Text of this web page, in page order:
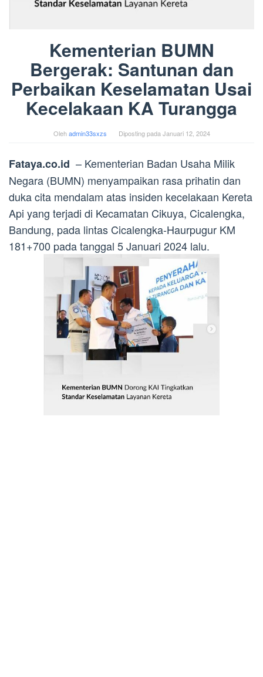
Kementerian BUMN
Bergerak: Santunan dan
Perbaikan Keselamatan Usai
Kecelakaan KA Turangga
Olehadmin33sxzs Diposting padaJanuari 12, 2024
Fataya.co.id – Kementerian Badan Usaha Milik
Negara (BUMN) menyampaikan rasa prihatin dan
duka cita mendalam atas insiden kecelakaan Kereta
Api yang terjadi di Kecamatan Cikuya, Cicalengka,
Bandung, pada lintas Cicalengka-Haurpugur KM
181+700 pada tanggal 5 Januari 2024 lalu.